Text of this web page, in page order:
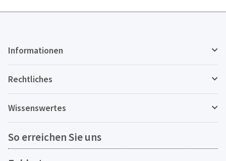
Informationen
Rechtliches
Wissenswertes
So erreichen Sie uns